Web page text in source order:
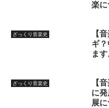
楽
ざっくり音楽史
【
ギ
ま
ざっくり音楽史
【
に
展